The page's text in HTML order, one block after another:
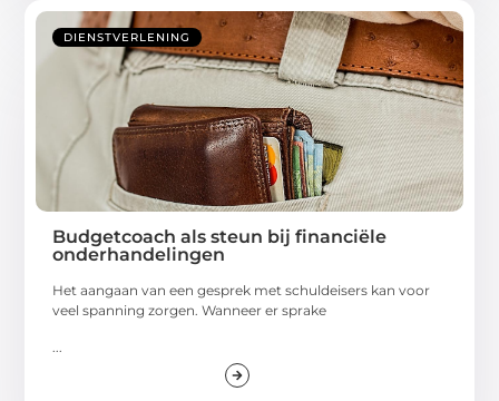
DIENSTVERLENING
Budgetcoach als steun bij financiële
onderhandelingen
Het aangaan van een gesprek met schuldeisers kan voor
veel spanning zorgen. Wanneer er sprake